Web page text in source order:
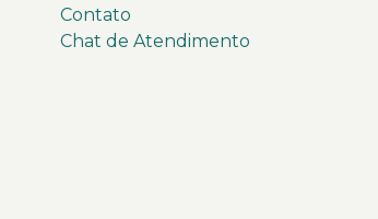
Contato
Chat de Atendimento